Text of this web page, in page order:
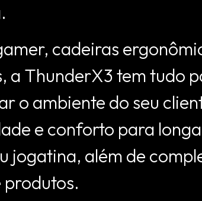
cadeiras
a ThunderX3 tem tudo
o ambiente do seu
e conforto para
jogatina, além de
produtos.